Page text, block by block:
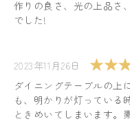
作りの良さ、光の上品さ
でした!
2023年11月26日
ダイニングテーブルの上
も、明かりが灯っている
ときめいてしまいます。